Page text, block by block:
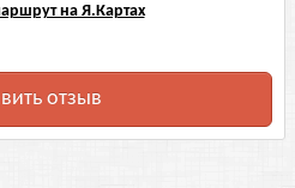
на Я.Картах
отзыв